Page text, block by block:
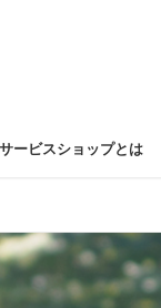
ービスショップとは